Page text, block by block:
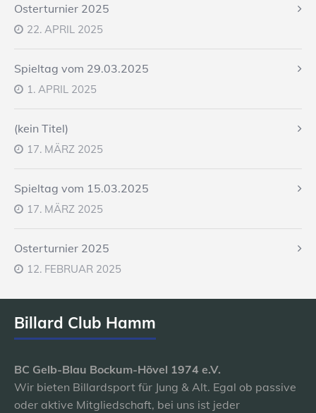
Osterturnier 2025
22. APRIL 2025
Spieltag vom 29.03.2025
1. APRIL 2025
(kein Titel)
17. MÄRZ 2025
Spieltag vom 15.03.2025
17. MÄRZ 2025
Osterturnier 2025
12. FEBRUAR 2025
Billard Club Hamm
BC Gelb-Blau Bockum-Hövel 1974 e.V.
Wir bieten Billardsport für Jung & Alt. Egal ob passive
oder aktive Mitgliedschaft, bei uns ist jeder